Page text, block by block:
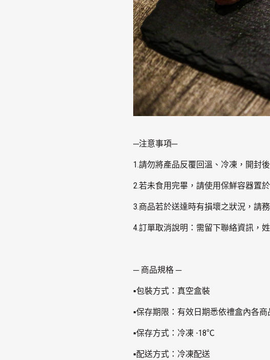
─注意事項─
1.請勿將產品反覆回溫、冷凍，開封
2.若未食用完畢，請使用保鮮容器置
3.商品若於送達時有損壞之狀況，請
4.訂單取消說明：需留下聯絡資訊，
─ 商品規格 ─
▪包裝方式：真空盒裝
▪保存期限：有效日期悉依禮盒內各
▪保存方式：冷凍 -18℃
▪配送方式：冷凍配送